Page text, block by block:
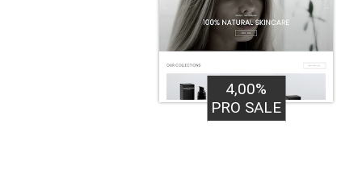
4,00%
PRO SALE